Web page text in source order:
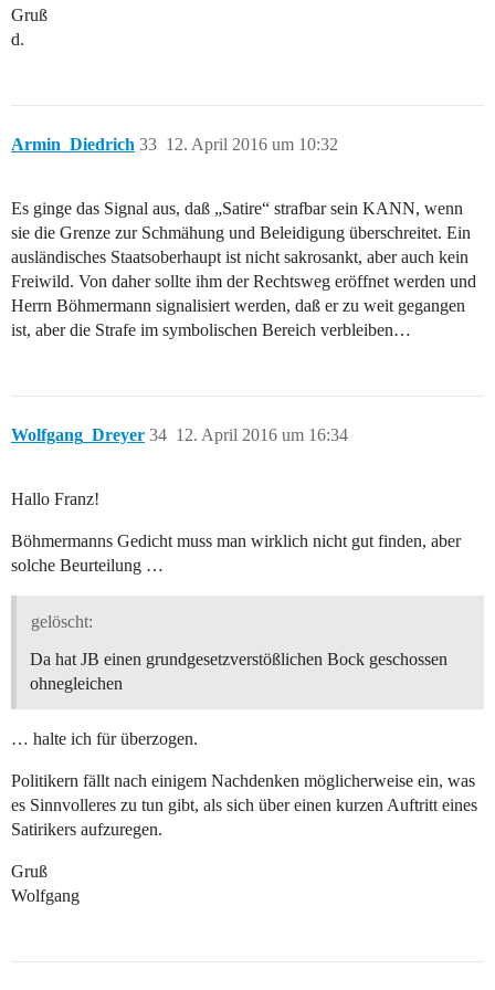
Gruß
d.
Armin_Diedrich 12. April 2016 um 10:32
33
Es ginge das Signal aus, daß „Satire“ strafbar sein KANN, wenn
sie die Grenze zur Schmähung und Beleidigung überschreitet. Ein
ausländisches Staatsoberhaupt ist nicht sakrosankt, aber auch kein
Freiwild. Von daher sollte ihm der Rechtsweg eröffnet werden und
Herrn Böhmermann signalisiert werden, daß er zu weit gegangen
ist, aber die Strafe im symbolischen Bereich verbleiben…
Wolfgang_Dreyer 12. April 2016 um 16:34
34
Hallo Franz!
Böhmermanns Gedicht muss man wirklich nicht gut finden, aber
solche Beurteilung …
gelöscht:
Da hat JB einen grundgesetzverstößlichen Bock geschossen
ohnegleichen
… halte ich für überzogen.
Politikern fällt nach einigem Nachdenken möglicherweise ein, was
es Sinnvolleres zu tun gibt, als sich über einen kurzen Auftritt eines
Satirikers aufzuregen.
Gruß
Wolfgang